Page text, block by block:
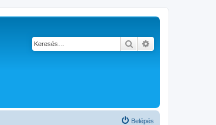
Keresés
Belépés